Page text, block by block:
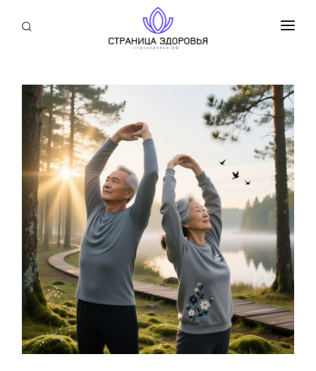
СТАТЬИ
БЛОГ
НОВОСТИ
О НАС